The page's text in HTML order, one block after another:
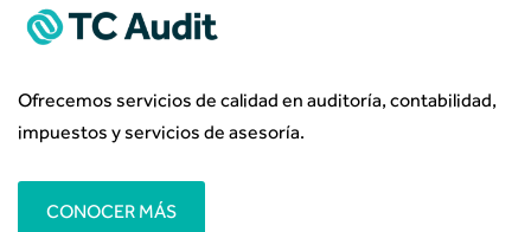
Ofrecemos servicios de calidad en auditoría, contabilidad,
impuestos y servicios de asesoría.
CONOCER MÁS